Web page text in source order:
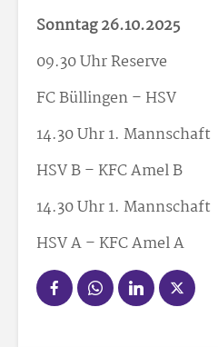
Sonntag 26.10.2025
09.30 Uhr Reserve
FC Büllingen – HSV
14.30 Uhr 1. Mannschaft
HSV B – KFC Amel B
14.30 Uhr 1. Mannschaft
HSV A – KFC Amel A